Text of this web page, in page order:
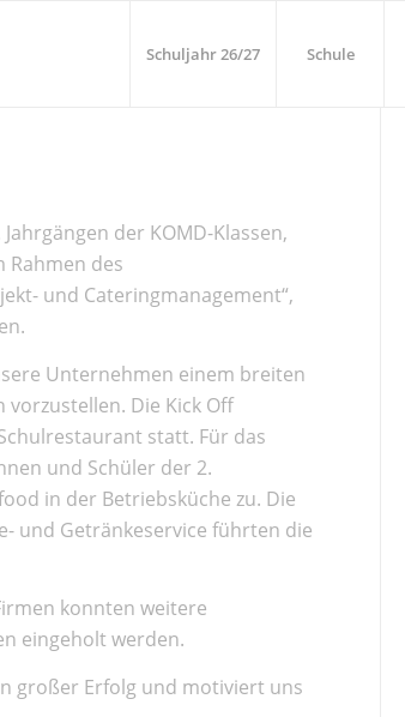
Schuljahr 26/27 Schule
der KOMD-Klassen,
Rahmen des
und Cateringmanagement“,
Unternehmen einem breiten
Die Kick Off
statt. Für das
und Schüler der 2.
in der Betriebsküche zu. Die
und Getränkeservice führten die
konnten weitere
eingeholt werden.
großer Erfolg und motiviert uns